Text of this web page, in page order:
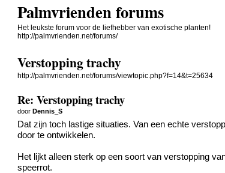
Palmvrienden forums
Het leukste forum voor de liefhebber van exotische planten!
http://palmvrienden.net/forums/
Verstopping trachy
http://palmvrienden.net/forums/viewtopic.php?f=14&t=25634
Re: Verstopping trachy
doorDennis_S
Dat zijn toch lastige situaties. Van een echte
door te ontwikkelen.
Het lijkt alleen sterk op een soort van verstopping
speerrot.